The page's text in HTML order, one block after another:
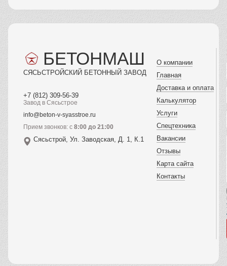
БЕТОНМАШ
СЯСЬСТРОЙСКИЙ БЕТОННЫЙ ЗАВОД
+7 (812) 309-56-39
Завод в Сясьстрое
info@beton-v-syasstroe.ru
Прием звонков: с 8:00 до 21:00
Сясьстрой, Ул. Заводская, Д. 1, К.1
О компании
Главная
Доставка и оплата
Калькулятор
Услуги
Спецтехника
Вакансии
Отзывы
Карта сайта
Контакты